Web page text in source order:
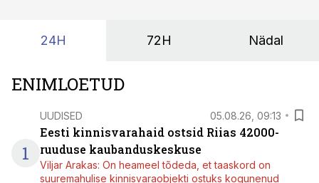
24H 72H Nädal
ENIMLOETUD
1
UUDISED 05.08.26, 09:13
Eesti kinnisvarahaid ostsid Riias 42000-
ruuduse kaubanduskeskuse
Viljar Arakas: On heameel tõdeda, et taaskord on
suuremahulise kinnisvaraobjekti ostuks kogunenud